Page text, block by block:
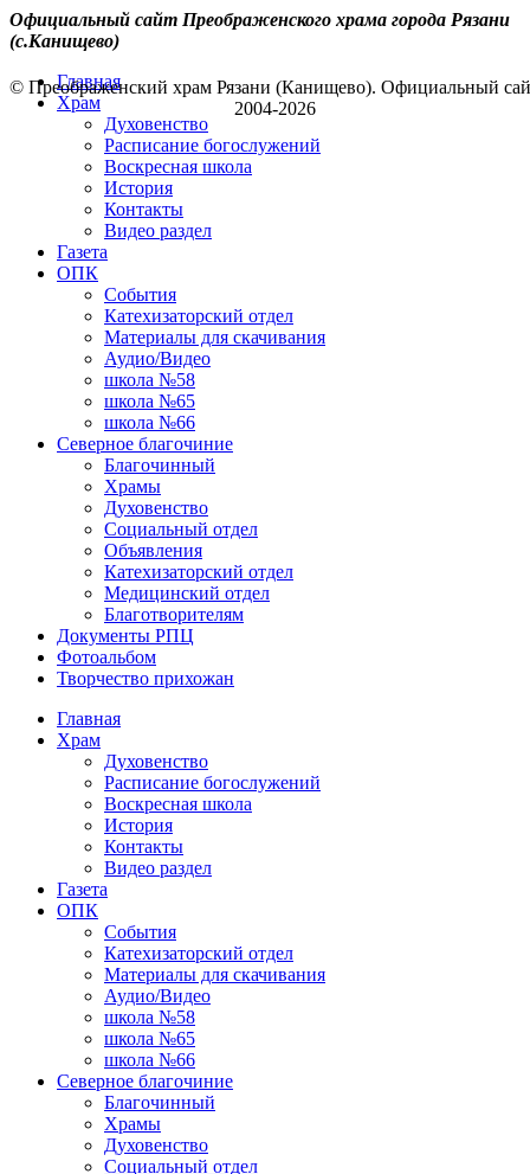
Официальный сайт Преображенского храма города Рязани
(с.Канищево)
Главная
Храм
Духовенство
Расписание богослужений
Воскресная школа
История
Контакты
Видео раздел
Газета
ОПК
События
Катехизаторский отдел
Материалы для скачивания
Аудио/Видео
школа №58
школа №65
школа №66
Северное благочиние
Благочинный
Храмы
Духовенство
Социальный отдел
Объявления
Катехизаторский отдел
Медицинский отдел
Благотворителям
Документы РПЦ
Фотоальбом
Творчество прихожан
Главная
Храм
Духовенство
Расписание богослужений
Воскресная школа
История
Контакты
Видео раздел
Газета
ОПК
События
Катехизаторский отдел
Материалы для скачивания
Аудио/Видео
школа №58
школа №65
школа №66
Северное благочиние
Благочинный
Храмы
Духовенство
Социальный отдел
© Преображенский храм Рязани (Канищево). Официальный
2004-2026